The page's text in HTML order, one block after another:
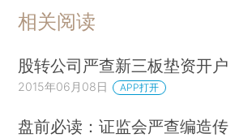
相关阅读
股转公司严查新三板垫资开户
2015年06月08日 APP打开
盘前必读：证监会严查编造传